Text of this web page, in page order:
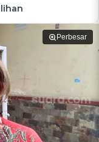
Perbesar